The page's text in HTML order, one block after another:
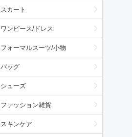
スカート
ワンピース/ドレス
フォーマルスーツ/小物
バッグ
シューズ
ファッション雑貨
スキンケア